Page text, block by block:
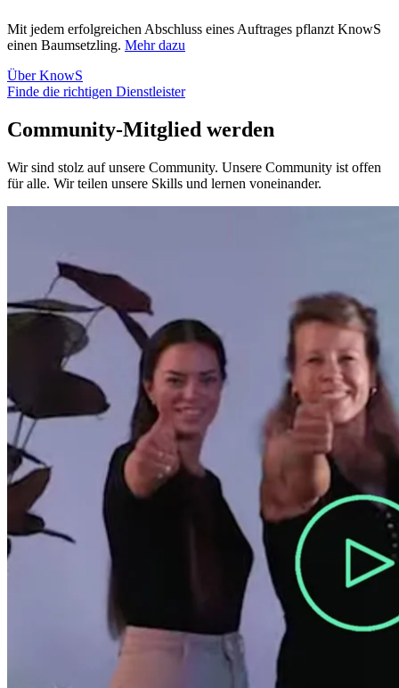
Mit jedem erfolgreichen Abschluss eines Auftrages pflanzt KnowS
einen Baumsetzling. Mehr dazu
Über KnowS
Finde die richtigen Dienstleister
Community-Mitglied werden
Wir sind stolz auf unsere Community. Unsere Community ist offen
für alle. Wir teilen unsere Skills und lernen voneinander.